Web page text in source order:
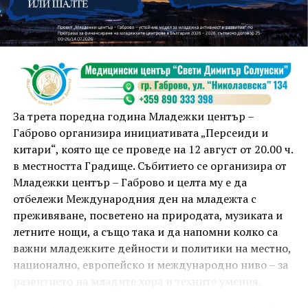
занимания и за здрав дух, и за здраво тяло.
Инструкторката по пилатес и йога Йоанна Петрова
от FitLab ще се погрижи за добрия тонус с групова
тренировка от 19.00 ч., а след това ще има мозъчна
атака с куиз вечер за обща култура. Вечерта ще
приключи с прожекция на новия български
комедиен филм „Брънч за начинаещи“ – в парка,
под звездното дряновско небе.
За трета поредна година Младежки център –
Габрово организира инициативата „Персеиди и
китари“, която ще се проведе на 12 август от 20.00 ч.
в местността Градище. Събитието се организира от
Младежки център – Габрово и целта му е да
отбележи Международния ден на младежта с
преживяване, посветено на природата, музиката и
летните нощи, а също така и да напомни колко са
важни младежките дейности и политики на местно,
национално, европейско и международно ниво – за